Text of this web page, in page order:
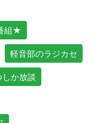
組★
軽音部のラジカセ
しか放談